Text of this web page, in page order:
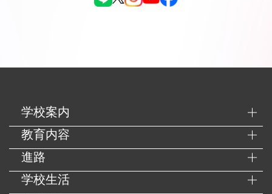
学校案内
教育内容
進路
学校生活